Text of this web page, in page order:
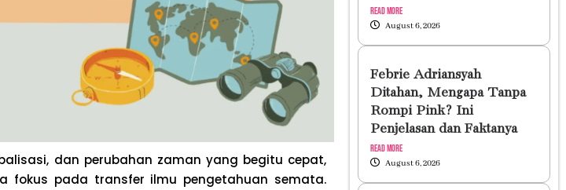
dan perubahan zaman yang begitu cepat,
fokus pada transfer ilmu pengetahuan semata.
Read More
August 6, 2026
Febrie Adriansyah
Ditahan, Mengapa Tanpa
Rompi Pink? Ini
Penjelasan dan Faktanya
Read More
August 6, 2026